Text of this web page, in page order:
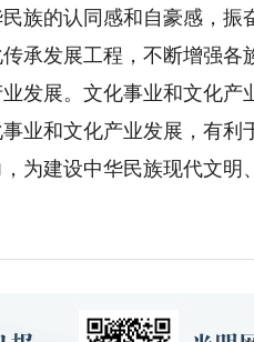
族的认同感和自豪感，
承发展工程，不断增强各
展。文化事业和文化产
业和文化产业发展，有
为建设中华民族现代文明